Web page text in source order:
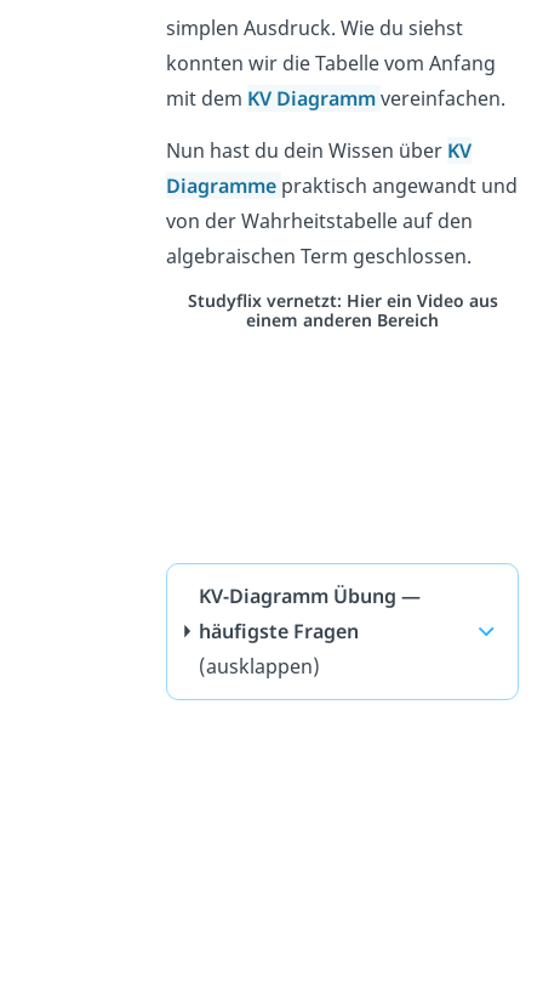
simplen Ausdruck. Wie du siehst
konnten wir die Tabelle vom Anfang
mit dem KV Diagrammvereinfachen.
Nun hast du dein Wissen über KV
Diagramme praktisch angewandt und
von der Wahrheitstabelle auf den
algebraischen Term geschlossen.
Studyflix vernetzt: Hier ein Video aus
einem anderen Bereich
KV-Diagramm Übung —
häufigste Fragen
(ausklappen)